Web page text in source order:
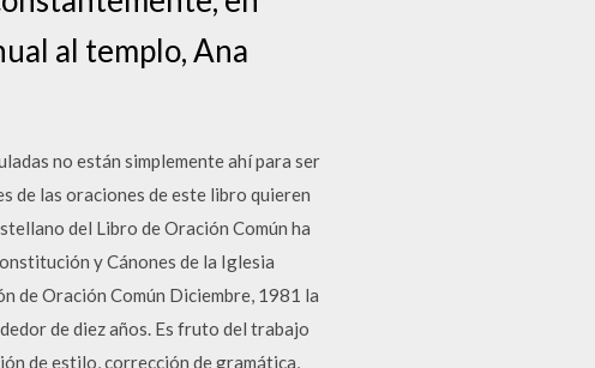
al templo, Ana
no están simplemente ahí para ser
de las oraciones de este libro quieren
del Libro de Oración Común ha
y Cánones de la Iglesia
de Oración Común Diciembre, 1981 la
de diez años. Es fruto del trabajo
de estilo, corrección de gramática,